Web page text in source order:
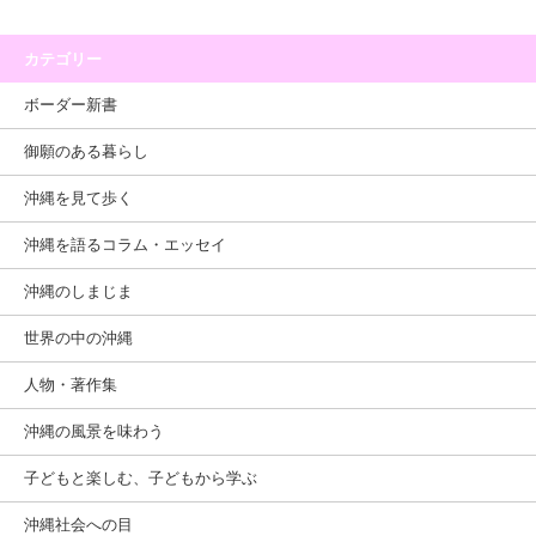
カテゴリー
ボーダー新書
御願のある暮らし
沖縄を見て歩く
沖縄を語るコラム・エッセイ
沖縄のしまじま
世界の中の沖縄
人物・著作集
沖縄の風景を味わう
子どもと楽しむ、子どもから学ぶ
沖縄社会への目